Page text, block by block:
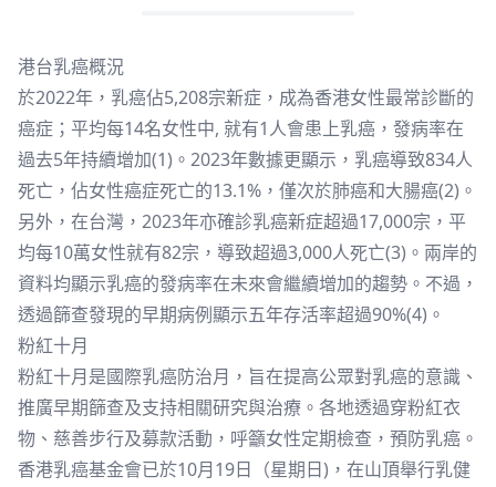
港台乳癌概況
於2022年，乳癌佔5,208宗新症，成為香港女性最常診斷的
癌症；平均每14名女性中, 就有1人會患上乳癌，發病率在
過去5年持續增加(1)。2023年數據更顯示，乳癌導致834人
死亡，佔女性癌症死亡的13.1%，僅次於肺癌和大腸癌(2)。
另外，在台灣，2023年亦確診乳癌新症超過17,000宗，平
均每10萬女性就有82宗，導致超過3,000人死亡(3)。兩岸的
資料均顯示乳癌的發病率在未來會繼續增加的趨勢。不過，
透過篩查發現的早期病例顯示五年存活率超過90%(4)。
粉紅十月
粉紅十月是國際乳癌防治月，旨在提高公眾對乳癌的意識、
推廣早期篩查及支持相關研究與治療。各地透過穿粉紅衣
物、慈善步行及募款活動，呼籲女性定期檢查，預防乳癌。
香港乳癌基金會已於10月19日（星期日)，在山頂舉行乳健